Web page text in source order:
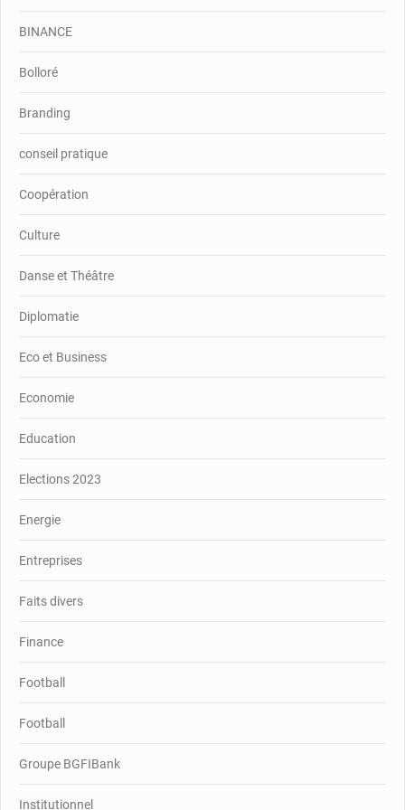
BINANCE
Bolloré
Branding
conseil pratique
Coopération
Culture
Danse et Théâtre
Diplomatie
Eco et Business
Economie
Education
Elections 2023
Energie
Entreprises
Faits divers
Finance
Football
Football
Groupe BGFIBank
Institutionnel